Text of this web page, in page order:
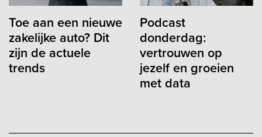
Toe aan een nieuwe
zakelijke auto? Dit
zijn de actuele
trends
Podcast
donderdag:
vertrouwen op
jezelf en groeien
met data